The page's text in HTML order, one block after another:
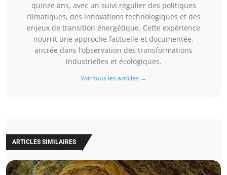
quinze ans, avec un suivi régulier des politiques
climatiques, des innovations technologiques et des
enjeux de transition énergétique. Cette expérience
nourrit une approche factuelle et documentée,
ancrée dans l’observation des transformations
industrielles et écologiques.
Voir tous les articles →
ARTICLES SIMILAIRES